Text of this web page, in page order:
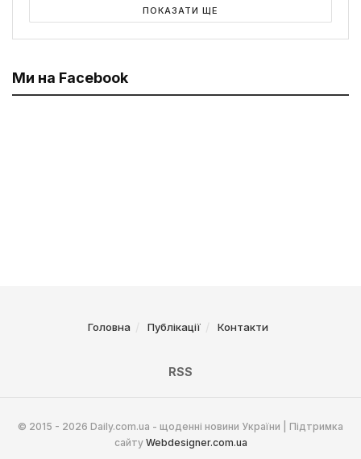
ПОКАЗАТИ ЩЕ
Ми на Facebook
Головна Публікації Контакти
RSS
© 2015 - 2026 Daily.com.ua - щоденні новини України | Підтримка
сайту Webdesigner.com.ua